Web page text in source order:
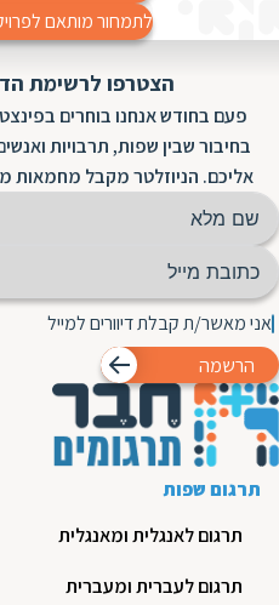
לתמחור מותאם
הצטרפו לרשימת
פעם בחודש אנחנו בוחרים
בחיבור שבין שפות, תרבויות
אליכם. הניוזלטר מקבל מחמאות
אני מאשר/ת קבלת דיוורים למייל
הרשמה
תרגום שפות
תרגום לאנגלית ומאנגלית
תרגום לעברית ומעברית